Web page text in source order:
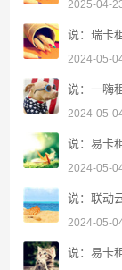
2025-04-
说：瑞卡
2024-05-
说：一嗨
2024-05-
说：易卡
2024-05-
说：联动
2024-05-
说：易卡